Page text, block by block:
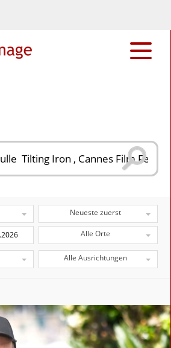
Neueste zuerst
Alle Orte
Alle Ausrichtungen